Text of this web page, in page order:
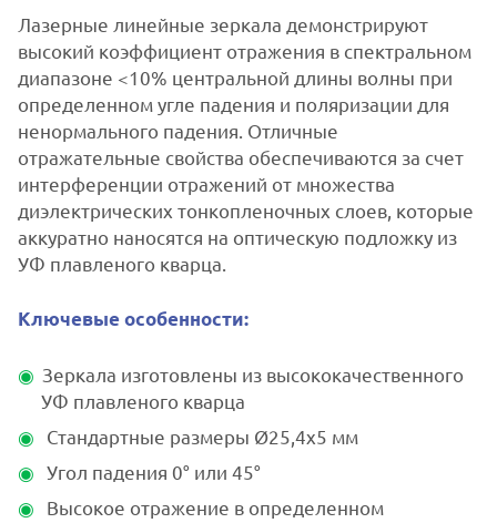
Лазерные линейные зеркала демонстрируют
высокий коэффициент отражения в спектральном
диапазоне <10% центральной длины волны при
определенном угле падения и поляризации для
ненормального падения. Отличные
отражательные свойства обеспечиваются за счет
интерференции отражений от множества
диэлектрических тонкопленочных слоев, которые
аккуратно наносятся на оптическую подложку из
УФ плавленого кварца.
Ключевые особенности:
Зеркала изготовлены из высококачественного
УФ плавленого кварца
Стандартные размеры Ø25,4x5 мм
Угол падения 0° или 45°
Высокое отражение в определенном